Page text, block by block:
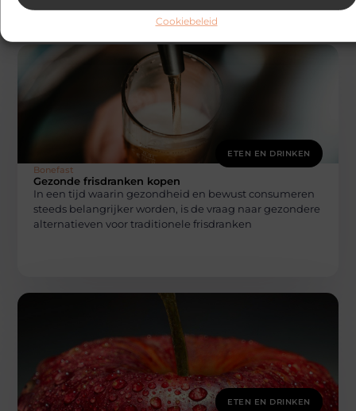
Cookiebeleid
ETEN EN DRINKEN
Bonefast
Gezonde frisdranken kopen
In een tijd waarin gezondheid en bewust consumeren
steeds belangrijker worden, is de vraag naar gezondere
alternatieven voor traditionele frisdranken
ETEN EN DRINKEN